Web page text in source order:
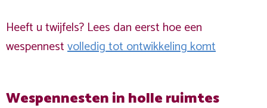
Heeft u twijfels? Lees dan eerst hoe een
wespennestvolledig tot ontwikkeling komt
Wespennesten in holle ruimtes